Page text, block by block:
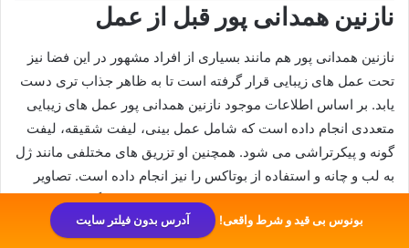
نازنین همدانی پور قبل از عمل
نازنین همدانی پور هم مانند بسیاری از افراد مشهور در این فضا نیز
تحت عمل‌ های زیبایی قرار گرفته است تا به ظاهر جذاب تری دست
یابد. بر اساس اطلاعات موجود نازنین همدانی پور عمل‌ های زیبایی
متعددی انجام داده است که شامل عمل بینی، لیفت شقیقه، لیفت
گونه و پیکرتراشی می‌ شود. همچنین او تزریق‌ های مختلفی مانند ژل
به لب و چانه و استفاده از بوتاکس را نیز انجام داده است. تصاویر
قبل از عمل‌ های زیبایی نازنین همدانی پور به‌ صورت گسترده در
دسترس نیست و او ترجیح داده است که این بخش از زندگی خود را
بونوس بی قید و شرط واقعی! آدرس بدون فیلتر سایت